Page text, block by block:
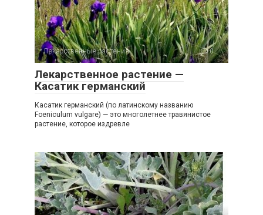
Лекарственные растения 0
Лекарственное растение —
Касатик германский
Касатик германский (по латинскому названию
Foeniculum vulgare) — это многолетнее травянистое
растение, которое издревле